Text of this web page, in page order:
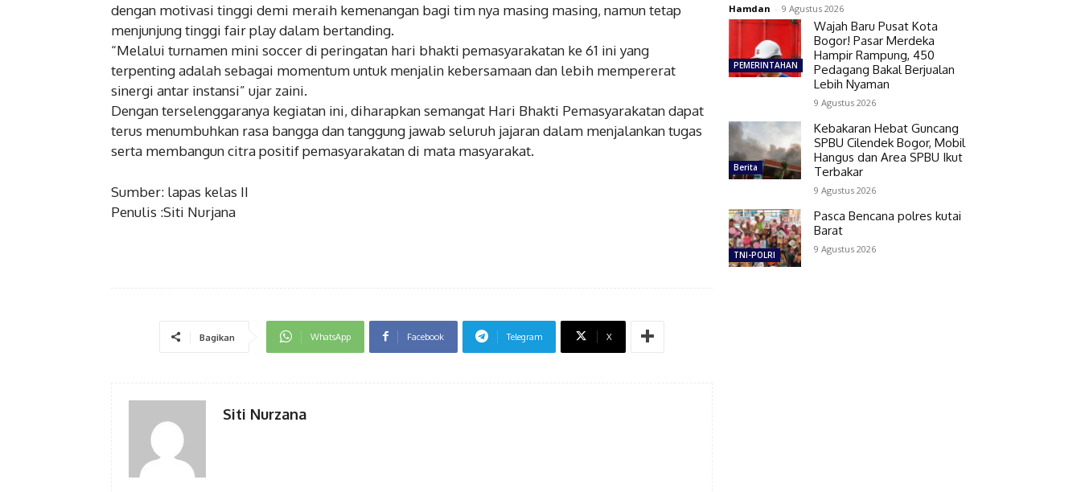
dengan motivasi tinggi demi meraih kemenangan bagi tim nya masing masing, namun tetap
menjunjung tinggi fair play dalam bertanding.
“Melalui turnamen mini soccer di peringatan hari bhakti pemasyarakatan ke 61 ini yang
terpenting adalah sebagai momentum untuk menjalin kebersamaan dan lebih mempererat
sinergi antar instansi” ujar zaini.
Dengan terselenggaranya kegiatan ini, diharapkan semangat Hari Bhakti Pemasyarakatan dapat
terus menumbuhkan rasa bangga dan tanggung jawab seluruh jajaran dalam menjalankan tugas
serta membangun citra positif pemasyarakatan di mata masyarakat.
Sumber: lapas kelas II
Penulis :Siti Nurjana
Bagikan WhatsApp Facebook Telegram X
Siti Nurzana
Hamdan - 9 Agustus 2026
PEMERINTAHAN
Wajah Baru Pusat Kota
Bogor! Pasar Merdeka
Hampir Rampung, 450
Pedagang Bakal Berjualan
Lebih Nyaman
9 Agustus 2026
Berita
Kebakaran Hebat Guncang
SPBU Cilendek Bogor, Mobil
Hangus dan Area SPBU Ikut
Terbakar
9 Agustus 2026
TNI-POLRI
Pasca Bencana polres kutai
Barat
9 Agustus 2026